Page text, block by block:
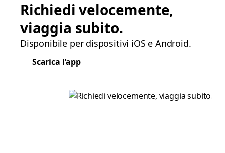
Richiedi velocemente,
viaggia subito.
Disponibile per dispositivi iOS e Android.
Scarica l'app